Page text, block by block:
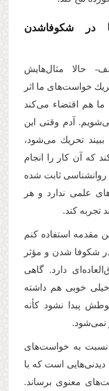
در شکوفاشدن
حالا مثال‌هایش
خواست‌های ما اثر
ما هم اقتضاء مى‌‌كند
آدم وقتى این
تحریك مى‌‌شود،
كه آن كار را انجام
روانشناسى ثابت شده
علمى ندارد و هر
تجربه كند.
مقدمه استفاده كنم
شكوفا شدن و مؤثر
دارد. گاهى
خوبى هم داشته
پیدا نشود كأنه
نمى‌‌شود.
نسبت به خواست‌های
دیدنی‌هایی است كه با
معنوى برساند.